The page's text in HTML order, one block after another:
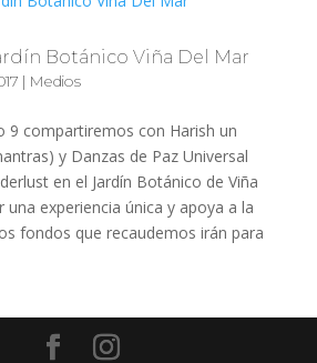
Botánico Viña Del Mar
| Medios
9 compartiremos con Harish un
y Danzas de Paz Universal
en el Jardín Botánico de Viña
una experiencia única y apoya a la
fondos que recaudemos irán para